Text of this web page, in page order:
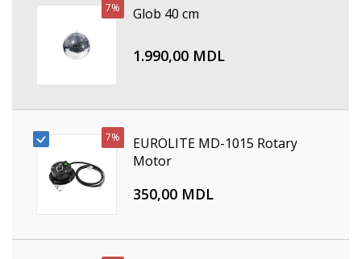
7% Glob 40 cm
1.990,00 MDL
7%
EUROLITE MD-1015 Rotary
Motor
350,00 MDL